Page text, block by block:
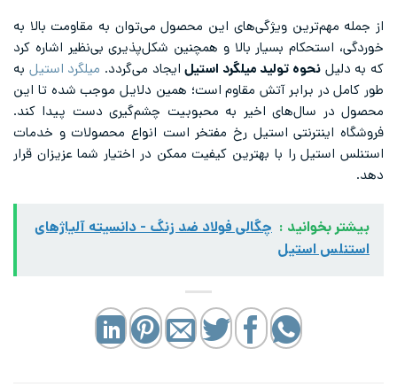
از جمله مهم‌ترین ویژگی‌های این محصول می‌توان به مقاومت بالا به
خوردگی، استحکام بسیار بالا و همچنین شکل‌پذیری بی‌نظیر اشاره کرد
که به دلیل نحوه تولید میلگرد استیلایجاد می‌گردد. میلگرد استیل به
طور کامل در برابر آتش مقاوم است؛ همین دلایل موجب شده تا این
محصول در سال‌های اخیر به محبوبیت چشم‌گیری دست پیدا کند.
فروشگاه اینترنتی استیل رخ مفتخر است انواع محصولات و خدمات
استنلس استیل را با بهترین کیفیت ممکن در اختیار شما عزیزان قرار
دهد.
بیشتر بخوانید : چگالی فولاد ضد زنگ - دانسیته آلیاژهای
استنلس استیل